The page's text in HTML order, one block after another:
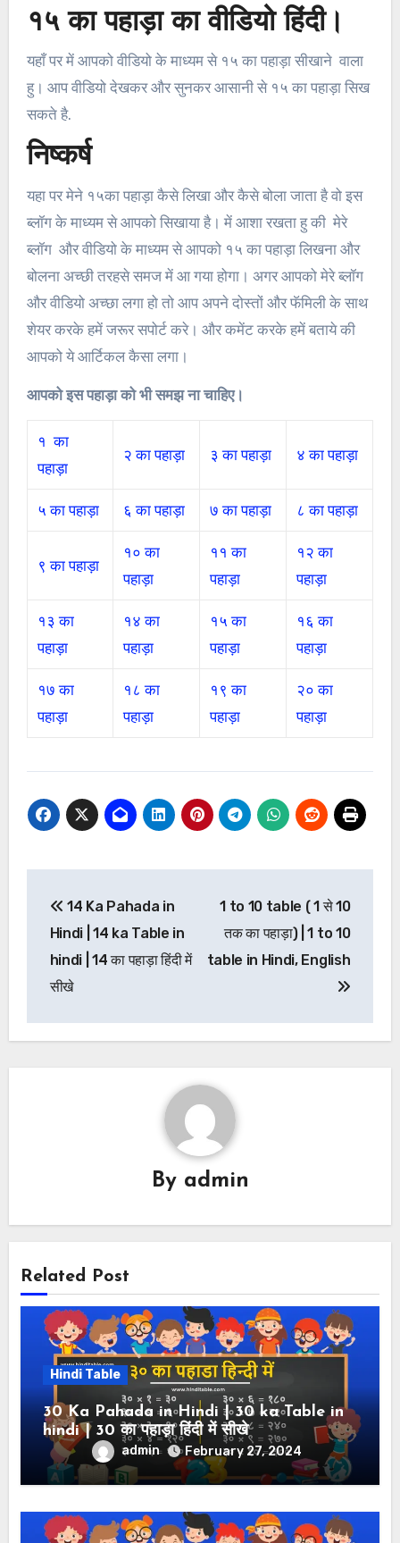
१५ का पहाड़ा का वीडियो हिंदी।
यहाँ पर में आपको वीडियो के माध्यम से १५ का पहाड़ा सीखाने वाला
हु। आप वीडियो देखकर और सुनकर आसानी से १५ का पहाड़ा सिख
सकते है.
निष्कर्ष
यहा पर मेने १५का पहाड़ा कैसे लिखा और कैसे बोला जाता है वो इस
ब्लॉग के माध्यम से आपको सिखाया है। में आशा रखता हु की मेरे
ब्लॉग और वीडियो के माध्यम से आपको १५ का पहाड़ा लिखना और
बोलना अच्छी तरहसे समज में आ गया होगा। अगर आपको मेरे ब्लॉग
और वीडियो अच्छा लगा हो तो आप अपने दोस्तों और फॅमिली के साथ
शेयर करके हमें जरूर सपोर्ट करे। और कमेंट करके हमें बताये की
आपको ये आर्टिकल कैसा लगा।
आपको इस पहाड़ा को भी समझ ना चाहिए।
१ का
पहाड़ा
२ का पहाड़ा ३ का पहाड़ा ४ का पहाड़ा
५ का पहाड़ा ६ का पहाड़ा ७ का पहाड़ा ८ का पहाड़ा
९ का पहाड़ा
१० का
पहाड़ा
११ का
पहाड़ा
१२ का
पहाड़ा
१३ का
पहाड़ा
१४ का
पहाड़ा
१५ का
पहाड़ा
१६ का
पहाड़ा
१७ का
पहाड़ा
१८ का
पहाड़ा
१९ का
पहाड़ा
२० का
पहाड़ा
navigation
14 Ka Pahada in
Hindi | 14 ka Table in
hindi | 14 का पहाड़ा हिंदी में
सीखे
1 to 10 table ( 1 से 10
तक का पहाड़ा) | 1 to 10
table in Hindi, English
By admin
Related Post
Hindi Table
30 Ka Pahada in Hindi | 30 ka Table in
hindi | 30 का पहाड़ा हिंदी में सीखे
admin February 27, 2024